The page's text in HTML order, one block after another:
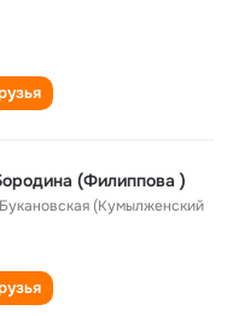
(Филиппова )
(Кумылженский